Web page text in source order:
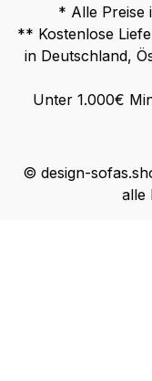
* Alle Preise
** Kostenlose
in Deutschland,
Unter 1.000€
© design-
alle